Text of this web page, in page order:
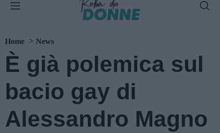
Home News
È già polemica sul
bacio gay di
Alessandro Magno